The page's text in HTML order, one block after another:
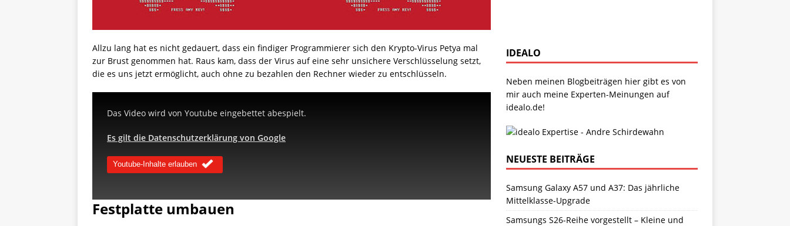
Allzu lang hat es nicht gedauert, dass ein findiger Programmierer sich den Krypto-Virus Petya mal
zur Brust genommen hat. Raus kam, dass der Virus auf eine sehr unsichere Verschlüsselung setzt,
die es uns jetzt ermöglicht, auch ohne zu bezahlen den Rechner wieder zu entschlüsseln.
Das Video wird von Youtube eingebettet abespielt.
Es gilt die Datenschutzerklärung von Google
Youtube-Inhalte erlauben
Festplatte umbauen
IDEALO
Neben meinen Blogbeiträgen hier gibt es von
mir auch meine Experten-Meinungen auf
idealo.de!
NEUESTE BEITRÄGE
Samsung Galaxy A57 und A37: Das jährliche
Mittelklasse-Upgrade
Samsungs S26-Reihe vorgestellt – Kleine und